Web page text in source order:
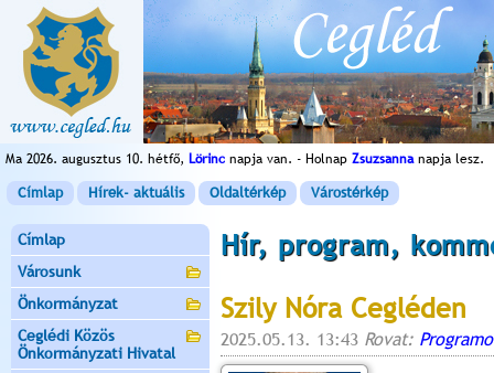
Ma 2026. augusztus 10. hétfő, Lörinc napja van. - Holnap Zsuzsannanapja lesz.
Címlap Hírek- aktuális Oldaltérkép Várostérkép
Címlap
Városunk
Önkormányzat
Ceglédi Közös
Önkormányzati Hivatal
Hír, program,
Szily Nóra Cegléden
2025.05.13. 13:43 Rovat: